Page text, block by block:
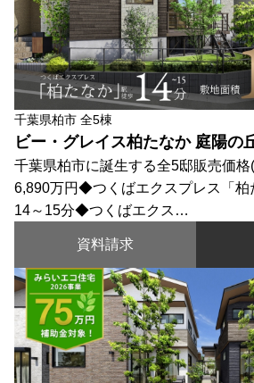
千葉県柏市 全5棟
ビー・グレイス柏たなか 庭陽の
千葉県柏市に誕生する全5邸販売価格
6,890万円◆つくばエクスプレス「柏
14～15分◆つくばエクス…
資料請求